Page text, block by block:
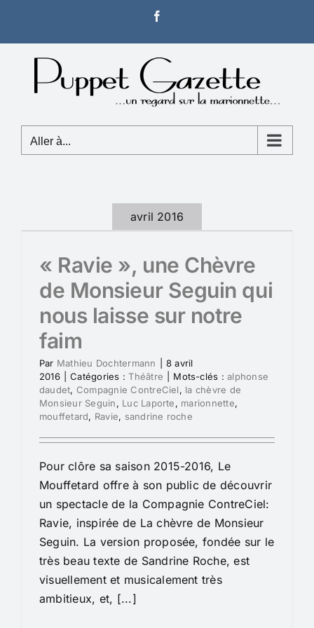
contenu
Aller à...
avril 2016
« Ravie », une Chèvre
de Monsieur Seguin qui
nous laisse sur notre
faim
Par Mathieu Dochtermann
8 avril
2016
Catégories :Théâtre Mots-clés :alphonse
daudet, Compagnie ContreCiel, la chèvre de
Monsieur Seguin, Luc Laporte, marionnette,
mouffetard, Ravie, sandrine roche
Pour clôre sa saison 2015-2016, Le
Mouffetard offre à son public de découvrir
un spectacle de la Compagnie ContreCiel:
Ravie, inspirée de La chèvre de Monsieur
Seguin. La version proposée, fondée sur le
très beau texte de Sandrine Roche, est
visuellement et musicalement très
ambitieux, et, [...]